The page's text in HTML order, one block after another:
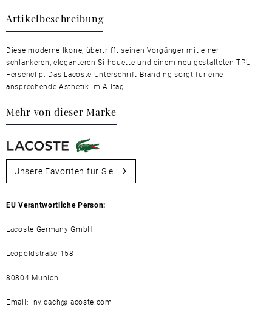
Artikelbeschreibung
Diese moderne Ikone, übertrifft seinen Vorgänger mit einer
schlankeren, eleganteren Silhouette und einem neu gestalteten TPU-
Fersenclip. Das Lacoste-Unterschrift-Branding sorgt für eine
ansprechende Ästhetik im Alltag.
Mehr von dieser Marke
Unsere Favoriten für Sie
EU Verantwortliche Person:
Lacoste Germany GmbH
Leopoldstraße 158
80804 Munich
Email: inv.dach@lacoste.com